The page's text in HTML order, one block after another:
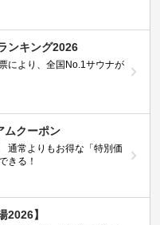
ンキング2026
により、全国No.1サウナが
ムクーポン
通常よりもお得な「特別価
きる！
2026】